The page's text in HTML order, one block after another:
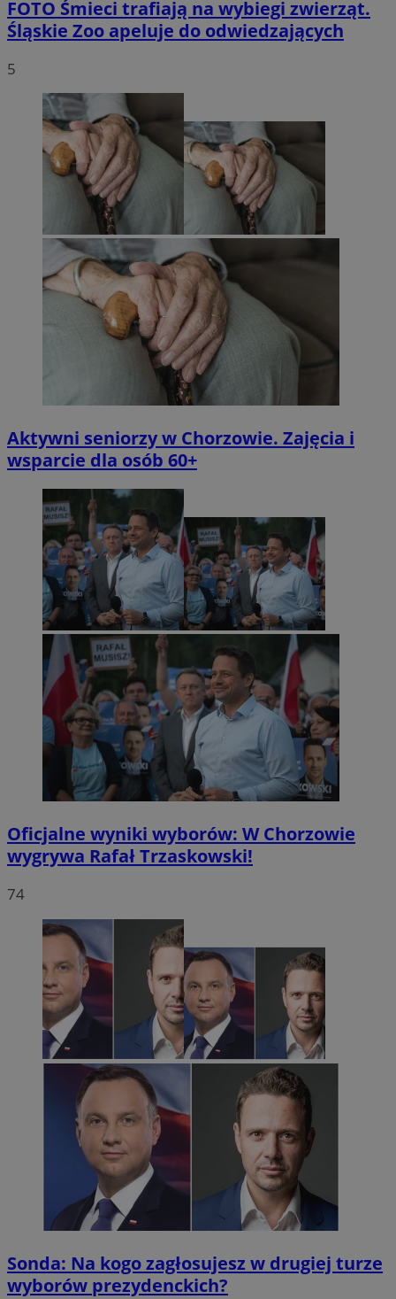
FOTO Śmieci trafiają na wybiegi zwierząt.
Śląskie Zoo apeluje do odwiedzających
5
Aktywni seniorzy w Chorzowie. Zajęcia i
wsparcie dla osób 60+
Oficjalne wyniki wyborów: W Chorzowie
wygrywa Rafał Trzaskowski!
74
Sonda: Na kogo zagłosujesz w drugiej turze
wyborów prezydenckich?